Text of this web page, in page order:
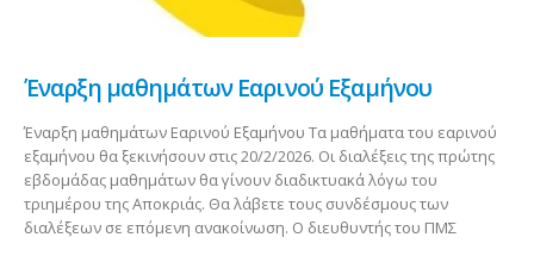
Έναρξη μαθημάτων Εαρινού Εξαμήνου
Έναρξη μαθημάτων Εαρινού Εξαμήνου Τα μαθήματα του εαρινού
εξαμήνου θα ξεκινήσουν στις 20/2/2026. Οι διαλέξεις της πρώτης
εβδομάδας μαθημάτων θα γίνουν διαδικτυακά λόγω του
τριημέρου της Αποκριάς. Θα λάβετε τους συνδέσμους των
διαλέξεων σε επόμενη ανακοίνωση. Ο διευθυντής του ΠΜΣ